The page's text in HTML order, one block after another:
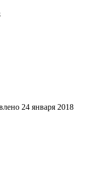
24 января 2018